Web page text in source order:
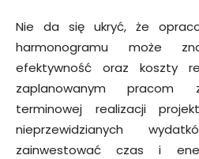
Nie da się ukryć, że
harmonogramu może
efektywność oraz koszty
zaplanowanym pracom
terminowej realizacji
nieprzewidzianych
zainwestować czas i